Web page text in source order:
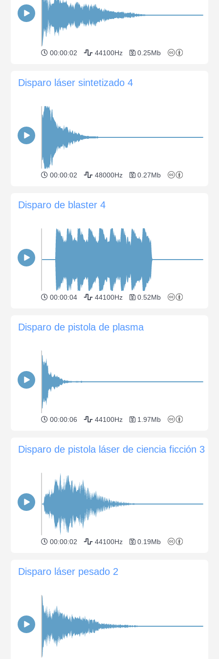
00:00:02 44100Hz 0.25Mb
Disparo láser sintetizado 4
00:00:02 48000Hz 0.27Mb
Disparo de blaster 4
00:00:04 44100Hz 0.52Mb
Disparo de pistola de plasma
00:00:06 44100Hz 1.97Mb
Disparo de pistola láser de ciencia ficción 3
00:00:02 44100Hz 0.19Mb
Disparo láser pesado 2